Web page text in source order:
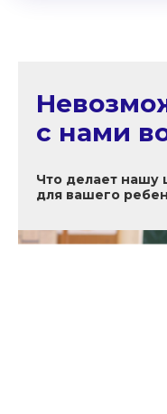
с нами
Что делает нашу
для вашего